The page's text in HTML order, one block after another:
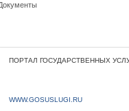
ПОРТАЛ ГОСУДАРСТВЕННЫХ
WWW.GOSUSLUGI.RU